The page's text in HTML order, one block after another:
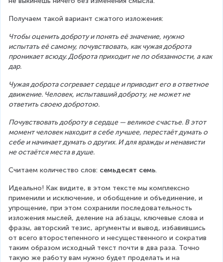
Получаем такой вариант сжатого изложения:
Чтобы оценить доброту и понять её значение, нужно
испытать её самому, почувствовать, как чужая доброта
проникает всюду. Доброта приходит не по обязанности, а как
дар.
Чужая доброта согревает сердце и приводит его в ответное
движение. Человек, испытавший доброту, не может не
ответить своею добротою.
Почувствовать доброту в сердце — великое счастье. В этот
момент человек находит в себе лучшее, перестаёт думать о
себе и начинает думать о других. И для вражды и ненависти
не остаётся места в душе.
Считаем количество слов: семьдесят семь.
Идеально! Как видите, в этом тексте мы комплексно
применили и исключение, и обобщение и объединение, и
упрощение, при этом сохранили последовательность
изложения мыслей, деление на абзацы, ключевые слова и
фразы, авторский тезис, аргументы и вывод, избавившись
от всего второстепенного и несущественного и сократив
таким образом исходный текст почти в два раза. Точно
такую же работу вам нужно будет проделать и на